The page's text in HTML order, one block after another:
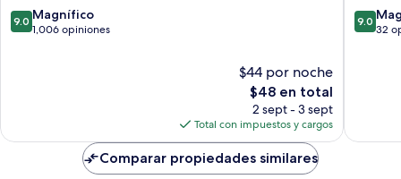
9.0
de
9.0 Magnífico
1,006 opiniones
$44 por noche
El
precio
actual
es
de
$48
$48 en total
2 sept - 3 sept
Total con impuestos y cargos
9.0
de
9.0
32
Comparar propiedades similares